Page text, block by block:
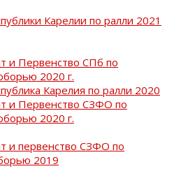
Карелии по ралли 2021
и Первенство СПб по
2020 г.
Карелия по ралли 2020
и Первенство СЗФО по
2020 г.
и первенство СЗФО по
2019